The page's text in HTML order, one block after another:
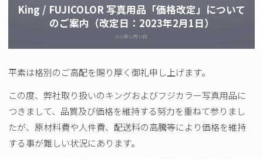
King / FUJICOLOR 写真用品「価格改定」について
のご案内（改定日：2023年2月1日）
2022年12月15日
平素は格別のご高配を賜り厚く御礼申し上げます。
この度、弊社取り扱いのキングおよびフジカラー写真用品に
つきまして、品質及び価格を維持する努力を重ねて参りまし
たが、原材料費や人件費、配送料の高騰等により価格を維持
する事が難しい状況にあります。